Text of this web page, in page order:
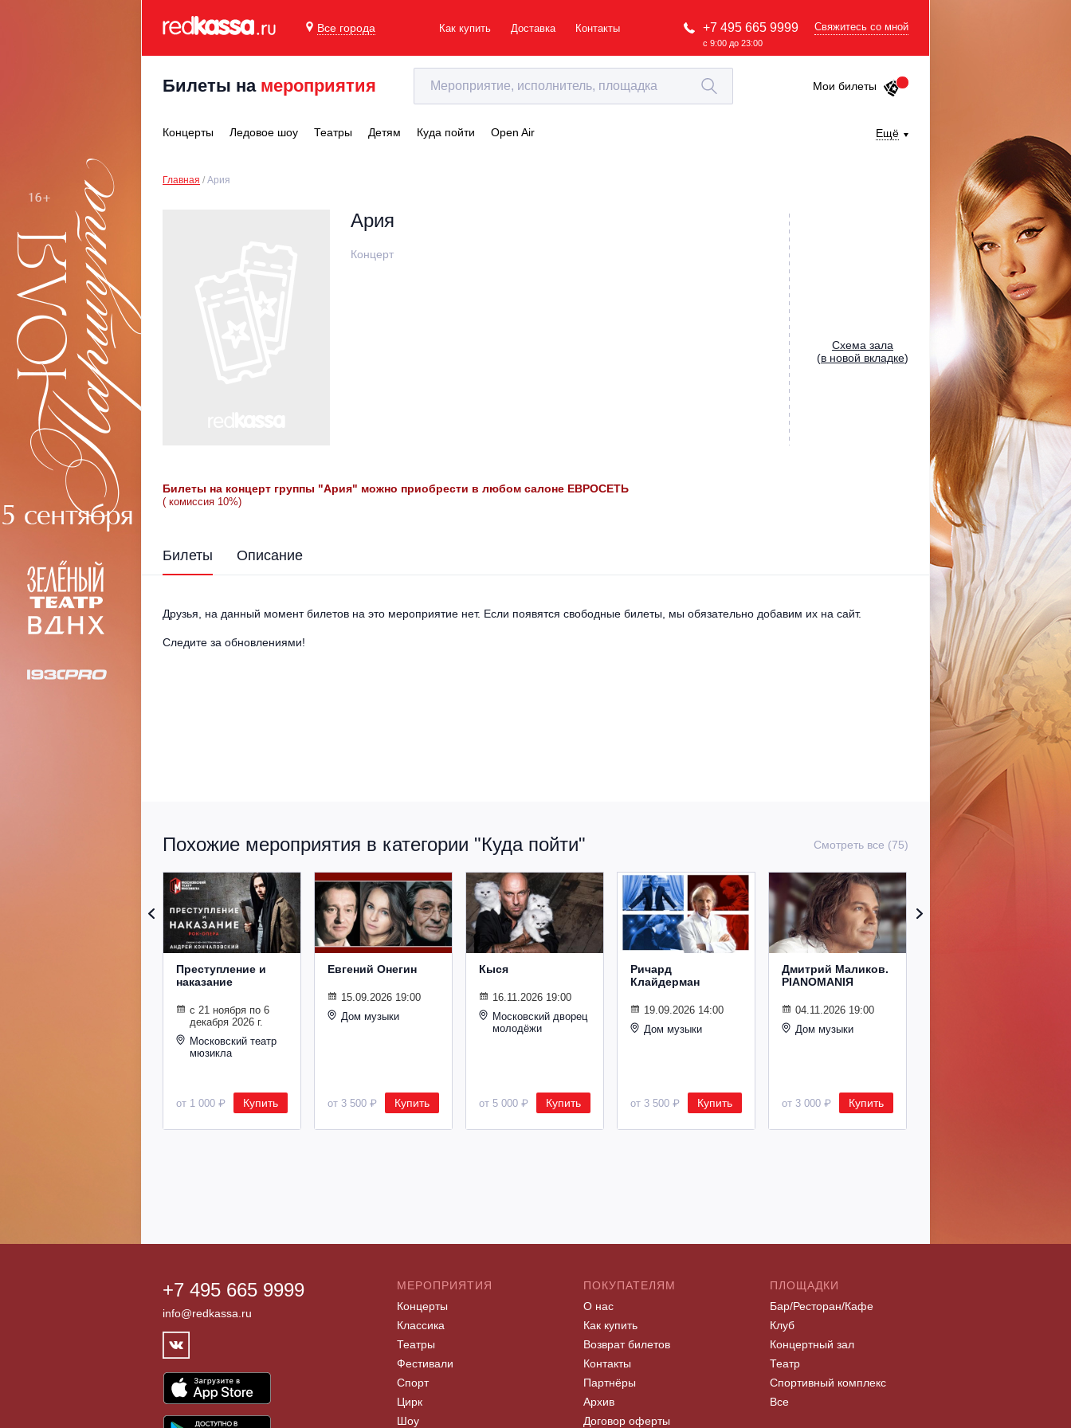
Все города Как купить Доставка Контакты +7 495 665 9999
с 9:00 до 23:00
Свяжитесь со мной
Билеты на мероприятия Мои билеты
Концерты Ледовое шоу Театры Детям Куда пойти Open Air Ещё
Главная Ария
Ария
Концерт
Cхема зала
(в новой вкладке)
Билеты на концерт группы "Ария" можно приобрести в любом салоне ЕВРОСЕТЬ
( комиссия 10%)
Билеты Описание
Друзья, на данный момент билетов на это мероприятие нет. Если появятся свободные билеты, мы обязательно добавим их на сайт.
Следите за обновлениями!
Похожие мероприятия в категории "Куда пойти" Смотреть все (75)
Преступление и
наказание
с 21 ноября по 6
декабря 2026 г.
Московский театр
мюзикла
от 1 000 ₽ Купить
Евгений Онегин
15.09.2026 19:00
Дом музыки
от 3 500 ₽ Купить
Кыся
16.11.2026 19:00
Московский дворец
молодёжи
от 5 000 ₽ Купить
Ричард
Клайдерман
19.09.2026 14:00
Дом музыки
от 3 500 ₽ Купить
Дмитрий Маликов.
PIANOMANIЯ
04.11.2026 19:00
Дом музыки
от 3 000 ₽ Купить
+7 495 665 9999
info@redkassa.ru
МЕРОПРИЯТИЯ
Концерты
Классика
Театры
Фестивали
Спорт
Цирк
Шоу
ПОКУПАТЕЛЯМ
О нас
Как купить
Возврат билетов
Контакты
Партнёры
Архив
Договор оферты
ПЛОЩАДКИ
Бар/Ресторан/Кафе
Клуб
Концертный зал
Театр
Спортивный комплекс
Все